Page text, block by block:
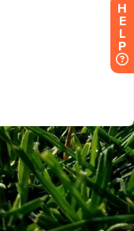
H
E
L
P